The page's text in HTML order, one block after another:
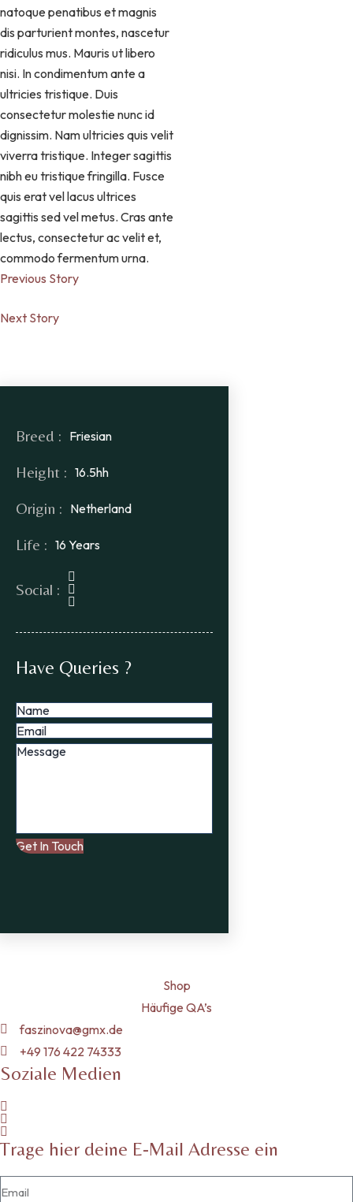
natoque penatibus et magnis
dis parturient montes, nascetur
ridiculus mus. Mauris ut libero
nisi. In condimentum ante a
ultricies tristique. Duis
consectetur molestie nunc id
dignissim. Nam ultricies quis velit
viverra tristique. Integer sagittis
nibh eu tristique fringilla. Fusce
quis erat vel lacus ultrices
sagittis sed vel metus. Cras ante
lectus, consectetur ac velit et,
commodo fermentum urna.
Previous Story
Next Story
Breed : Friesian
Height : 16.5hh
Origin : Netherland
Life : 16 Years
Social :
Have Queries ?
Shop
Häufige QA’s
faszinova@gmx.de
+49 176 422 74333
Soziale Medien
Trage hier deine E-Mail Adresse ein